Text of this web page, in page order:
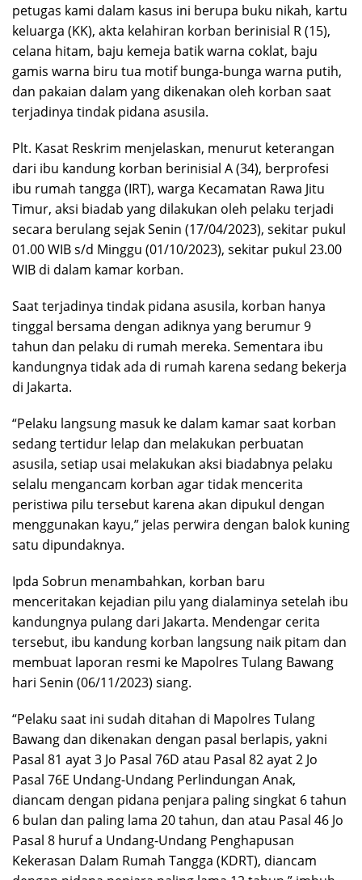
petugas kami dalam kasus ini berupa buku nikah, kartu
keluarga (KK), akta kelahiran korban berinisial R (15),
celana hitam, baju kemeja batik warna coklat, baju
gamis warna biru tua motif bunga-bunga warna putih,
dan pakaian dalam yang dikenakan oleh korban saat
terjadinya tindak pidana asusila.
Plt. Kasat Reskrim menjelaskan, menurut keterangan
dari ibu kandung korban berinisial A (34), berprofesi
ibu rumah tangga (IRT), warga Kecamatan Rawa Jitu
Timur, aksi biadab yang dilakukan oleh pelaku terjadi
secara berulang sejak Senin (17/04/2023), sekitar pukul
01.00 WIB s/d Minggu (01/10/2023), sekitar pukul 23.00
WIB di dalam kamar korban.
Saat terjadinya tindak pidana asusila, korban hanya
tinggal bersama dengan adiknya yang berumur 9
tahun dan pelaku di rumah mereka. Sementara ibu
kandungnya tidak ada di rumah karena sedang bekerja
di Jakarta.
“Pelaku langsung masuk ke dalam kamar saat korban
sedang tertidur lelap dan melakukan perbuatan
asusila, setiap usai melakukan aksi biadabnya pelaku
selalu mengancam korban agar tidak mencerita
peristiwa pilu tersebut karena akan dipukul dengan
menggunakan kayu,” jelas perwira dengan balok kuning
satu dipundaknya.
Ipda Sobrun menambahkan, korban baru
menceritakan kejadian pilu yang dialaminya setelah ibu
kandungnya pulang dari Jakarta. Mendengar cerita
tersebut, ibu kandung korban langsung naik pitam dan
membuat laporan resmi ke Mapolres Tulang Bawang
hari Senin (06/11/2023) siang.
“Pelaku saat ini sudah ditahan di Mapolres Tulang
Bawang dan dikenakan dengan pasal berlapis, yakni
Pasal 81 ayat 3 Jo Pasal 76D atau Pasal 82 ayat 2 Jo
Pasal 76E Undang-Undang Perlindungan Anak,
diancam dengan pidana penjara paling singkat 6 tahun
6 bulan dan paling lama 20 tahun, dan atau Pasal 46 Jo
Pasal 8 huruf a Undang-Undang Penghapusan
Kekerasan Dalam Rumah Tangga (KDRT), diancam